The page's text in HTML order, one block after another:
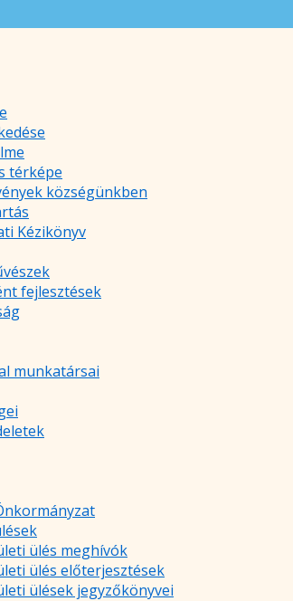
térképe
községünkben
Kézikönyv
fejlesztések
munkatársai
ülés meghívók
ülés előterjesztések
ülések jegyzőkönyvei